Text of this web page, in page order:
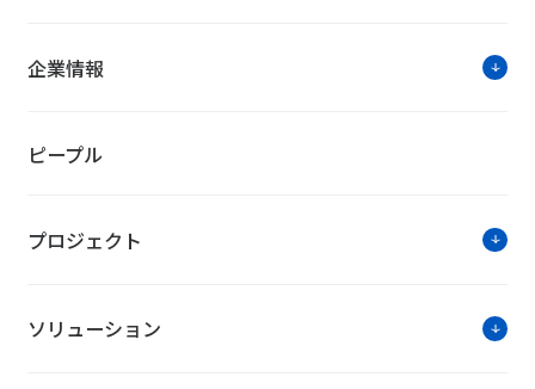
【マンション電力提供サービス】電力会社
ソリュ
～データセンターの課題解決に『包
企業情報
ピープル
プロジェクト
ソリューション